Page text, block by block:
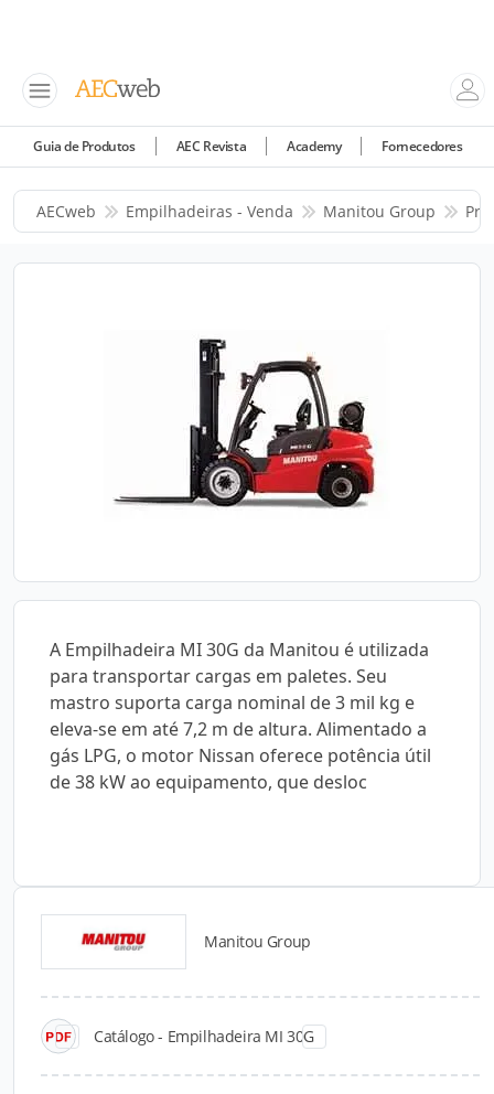
Guia de Produtos AEC Revista Academy Fornecedores
AECweb Empilhadeiras - Venda Manitou Group
A Empilhadeira MI 30G da Manitou é utilizada
para transportar cargas em paletes. Seu
mastro suporta carga nominal de 3 mil kg e
eleva-se em até 7,2 m de altura. Alimentado a
gás LPG, o motor Nissan oferece potência útil
de 38 kW ao equipamento, que desloc
Manitou Group
Catálogo - Empilhadeira MI 30G
Catálogos para Download